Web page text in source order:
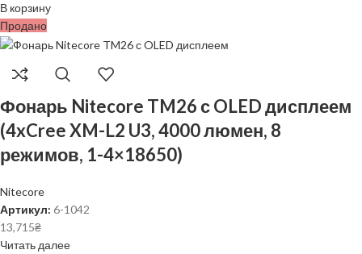
В корзину
Продано
Фонарь Nitecore TM26 с OLED дисплеем
(4xCree XM-L2 U3, 4000 люмен, 8
режимов, 1-4×18650)
Nitecore
Артикул: 6-1042
13,715₴
Читать далее